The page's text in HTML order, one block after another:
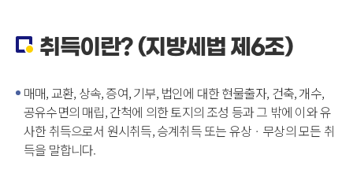
취득이란? (지방세법 제6조)
매매, 교환, 상속, 증여, 기부, 법인에 대한 현물출자, 건축, 개수,
공유수면의 매립, 간척에 의한 토지의 조성 등과 그 밖에 이와 유
사한 취득으로서 원시취득, 승계취득 또는 유상ㆍ무상의 모든 취
득을 말합니다.